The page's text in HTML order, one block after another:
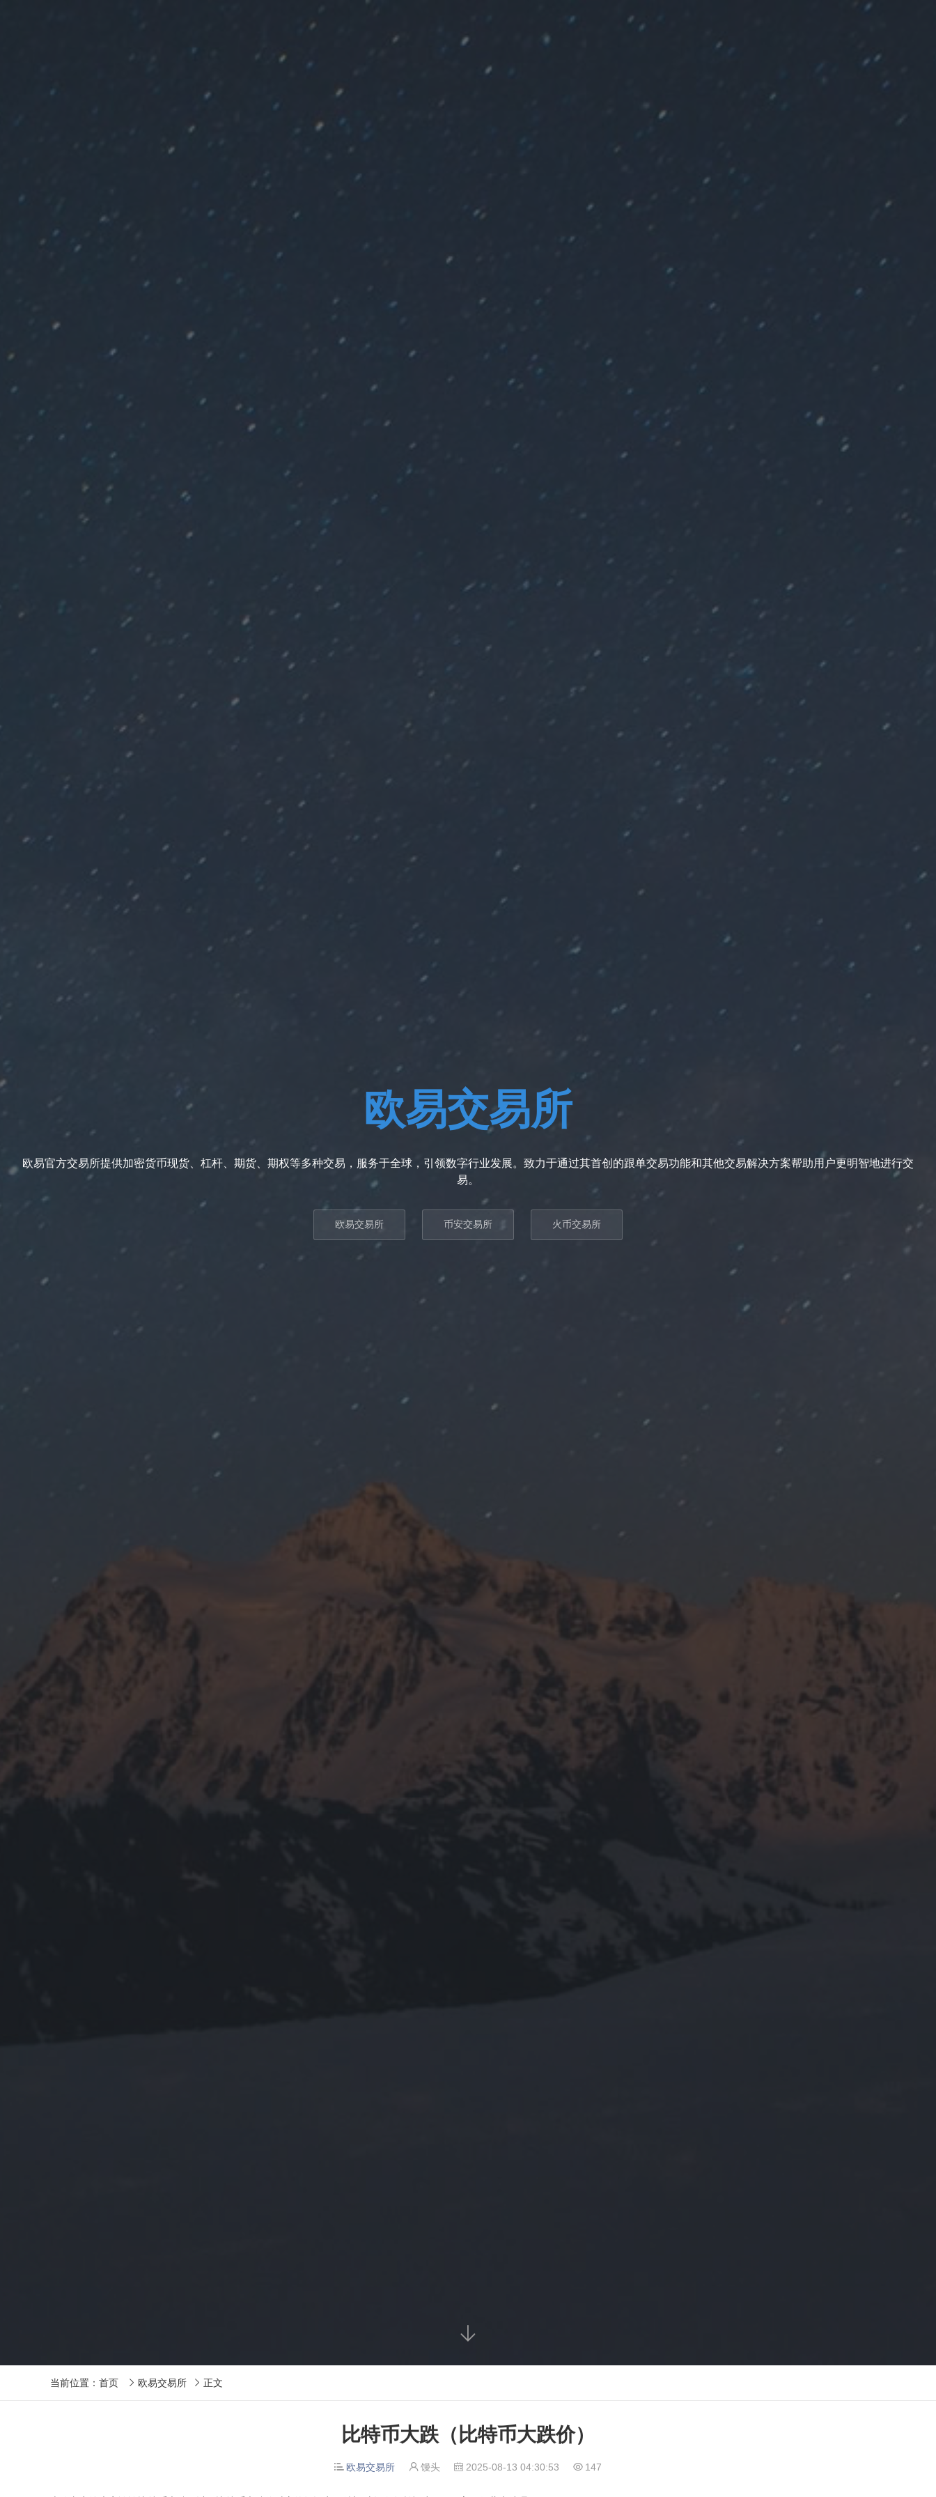
欧易交易所
欧易官方交易所提供加密货币现货、杠杆、期货、期权等多种交易，服务于全球，引领数字行业发展。致力于通过其首创的跟单交易功能和其他交易解决方案帮助用户更明智地进行交
易。
欧易交易所 币安交易所 火币交易所

当前位置： 首页  欧易交易所  正文
比特币大跌（比特币大跌价）
 欧易交易所  馒头  2025-08-13 04:30:53  147